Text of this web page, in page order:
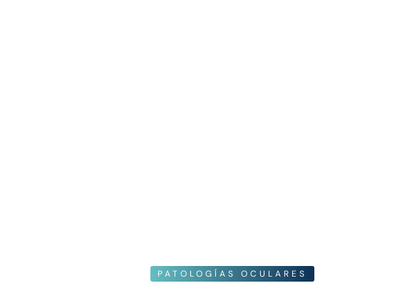
PATOLOGÍAS OCULARES